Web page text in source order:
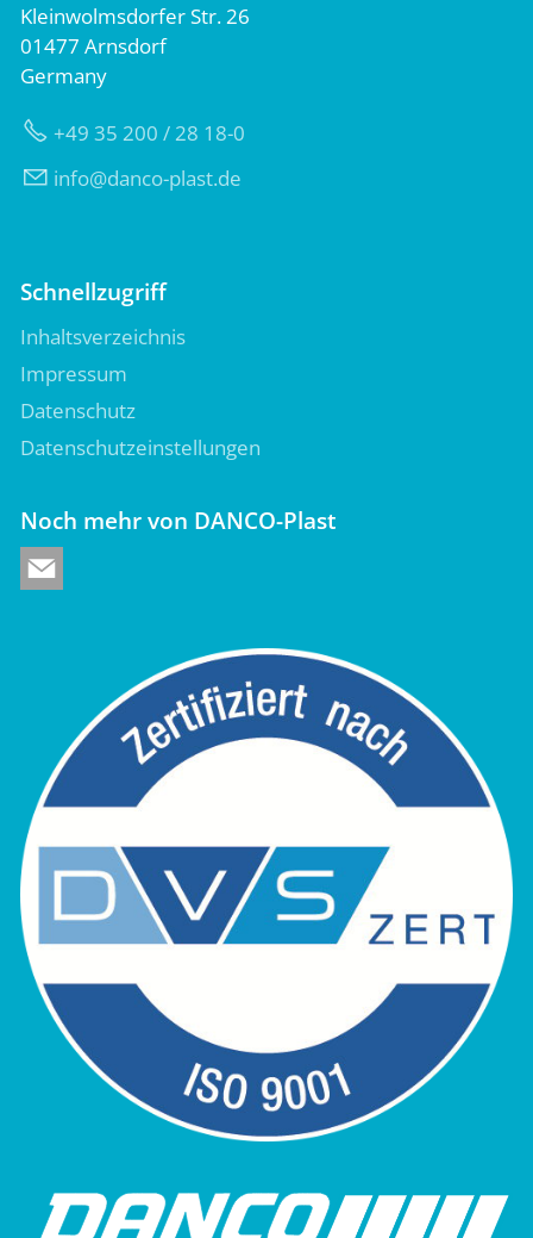
Kleinwolmsdorfer Str. 26
01477 Arnsdorf
Germany
+49 35 200 / 28 18-0
nf
d nc -pl st d
Schnellzugriff
Inhaltsverzeichnis
Impressum
Datenschutz
Datenschutzeinstellungen
Noch mehr von DANCO-Plast